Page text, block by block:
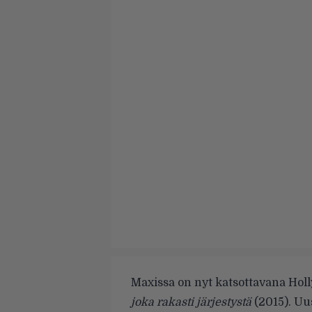
Maxissa on nyt katsottavana
joka rakasti järjestystä (2015).